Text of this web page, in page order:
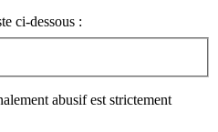
ci-dessous :
abusif est strictement